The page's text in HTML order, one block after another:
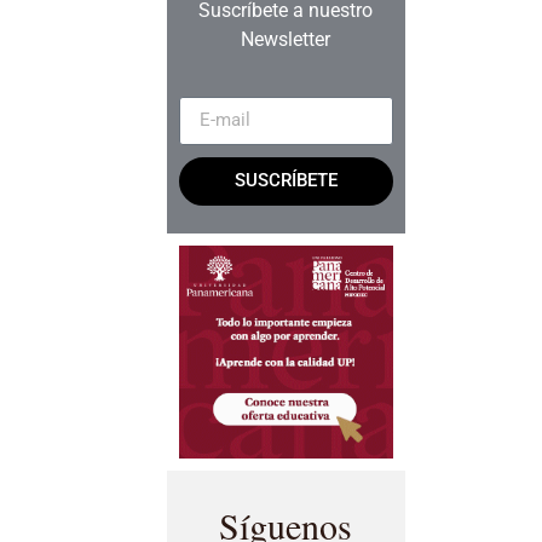
Suscríbete a nuestro
Newsletter
SUSCRÍBETE
Síguenos